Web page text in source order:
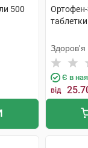
500
Є в
від